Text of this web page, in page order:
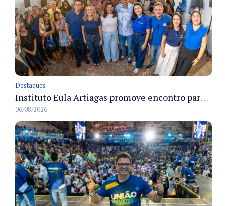
Destaques
Instituto Eula Artiagas promove encontro para discutir melhorias para o bairro Petrópolis
06/08/2026